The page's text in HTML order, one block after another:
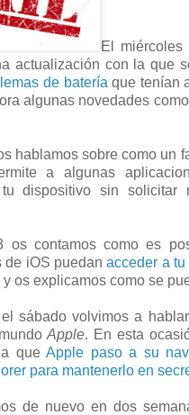
El miércoles
actualización con la que
de batería que tenían
algunas novedades
hablamos sobre como un
a algunas
dispositivo sin solicitar
os contamos como es
de iOS puedanacceder a
os explicamos como se
el sábado volvimos a
Apple. En esta
que Apple paso a su
para mantenerlo en
de nuevo en dos